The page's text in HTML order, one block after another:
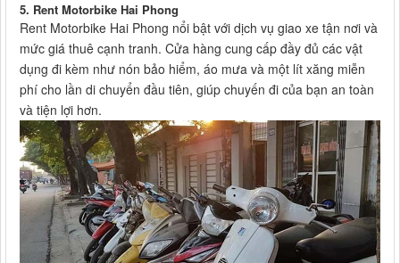
5. Rent Motorbike Hai Phong
Rent Motorbike Hai Phong nổi bật với dịch vụ giao xe tận nơi và
mức giá thuê cạnh tranh. Cửa hàng cung cấp đầy đủ các vật
dụng đi kèm như nón bảo hiểm, áo mưa và một lít xăng miễn
phí cho lần di chuyển đầu tiên, giúp chuyến đi của bạn an toàn
và tiện lợi hơn.